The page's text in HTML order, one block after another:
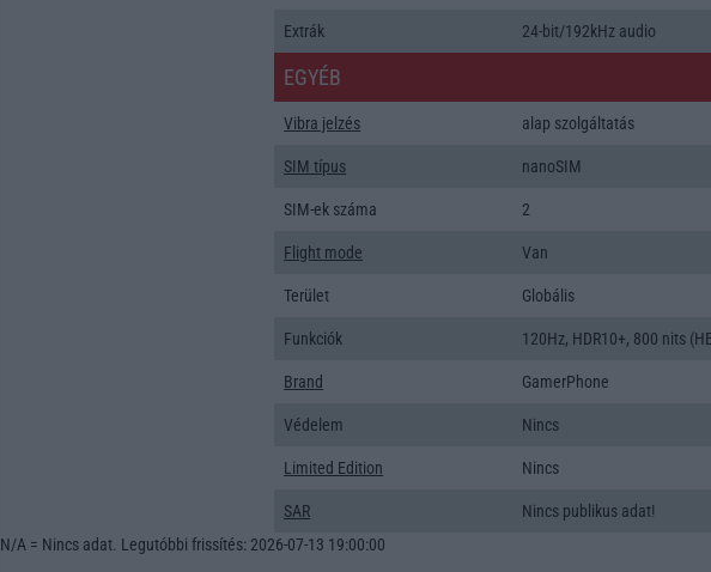
Extrák 24-bit/192kHz audio
EGYÉB
Vibra jelzés alap szolgáltatás
SIM típus nanoSIM
SIM-ek száma 2
Flight mode Van
Terület Globális
Funkciók 120Hz, HDR10+, 800 nits
Brand GamerPhone
Védelem Nincs
Limited Edition Nincs
SAR
Nincs publikus adat!
N/A = Nincs adat. Legutóbbi frissítés: 2026-07-13 19:00:00